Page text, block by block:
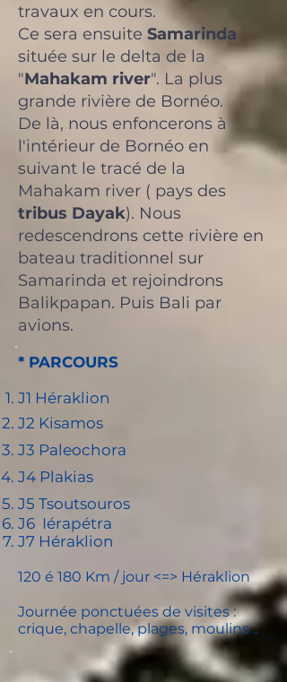
travaux en cours.
Ce sera ensuite Samarinda
située sur le delta de la
"Mahakam river". La plus
grande rivière de Bornéo.
De là, nous enfoncerons à
l'intérieur de Bornéo en
suivant le tracé de la
Mahakam river ( pays des
tribus Dayak). Nous
redescendrons cette rivière en
bateau traditionnel sur
Samarinda et rejoindrons
Balikpapan. Puis Bali par
avions.
* PARCOURS
J1 Héraklion
J2 Kisamos
J3 Paleochora
J4 Plakias
J5 Tsoutsouros
J6 Iérapétra
J7 Héraklion
120 é 180 Km / jour <=> Héraklion
Journée ponctuées de visites :
crique, chapelle, plages, moulins..